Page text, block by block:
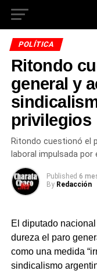
POLÍTICA
Ritondo
general y
privilegios
Ritondo cuestionó el
laboral impulsada por
Published 6
By Redacción
El diputado nacional
dureza el paro
como una medida
sindicalismo